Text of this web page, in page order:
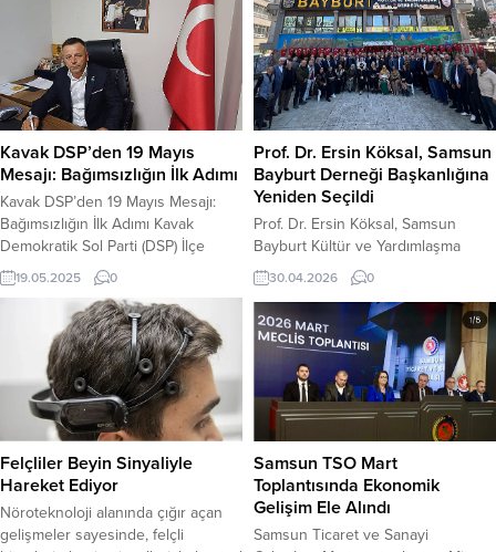
Kavak DSP’den 19 Mayıs
Mesajı: Bağımsızlığın İlk Adımı
Kavak DSP’den 19 Mayıs Mesajı:
Bağımsızlığın İlk Adımı Kavak
Demokratik Sol Parti (DSP) İlçe
Başkanı Bünyamin Diksoy, 19 Mayıs
Atatürk’ü Anma, Gençlik ve Spor
Bayramı dolayısıyla bir mesaj
yayımladı. Diksoy mesajında, 19
Mayıs 1919’un Türk milletinin
bağımsızlık mücadelesinin
başlangıcı olduğunu ve milletin
uyanışının sembolü niteliği
taşıdığını belirtti. Başkan
Diksoy’dan Anlamlı...
19.05.2025 0
Prof. Dr. Ersin Köksal, Samsun
Bayburt Derneği Başkanlığına
Yeniden Seçildi
Prof. Dr. Ersin Köksal, Samsun
Bayburt Kültür ve Yardımlaşma
Derneği Başkanlığına yeniden
seçildi. Samsun Bayburt Kültür ve
Yardımlaşma Derneği’nin olağan
genel kurulunda mevcut başkan
Prof. Dr. Ersin Köksal, güven
tazeleyerek yeniden başkanlığa
seçildi. Dernek binasında
gerçekleştirilen genel kurul, tek
liste ile yapılan seçimde tüm
üyelerin onayını alan Köksal’ın
başkanlığında sonuçlandı....
30.04.2026 0
Felçliler Beyin Sinyaliyle
Hareket Ediyor
Nöroteknoloji alanında çığır açan
gelişmeler sayesinde, felçli
Samsun TSO Mart
Toplantısında Ekonomik
Gelişim Ele Alındı
Samsun Ticaret ve Sanayi